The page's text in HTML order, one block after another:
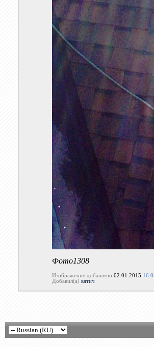
Фото1308
Изображение добавлено 02.01.2015
Добавил(а) вятич